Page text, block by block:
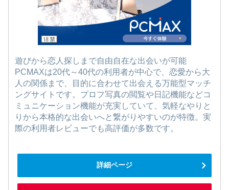
遊びから恋人探しまで自由自在な出会いが可能
PCMAXは20代～40代の利用者が中心で、恋愛から大
人の関係まで、目的に合わせて出会える万能型マッチ
ングサイトです。プロフ写真の閲覧や日記機能などコ
ミュニケーション機能が充実していて、気軽なやりと
りから本格的な出会いへと繋がりやすいのが特徴。実
際の利用者レビューでも高評価が多数です。
詳細ページ